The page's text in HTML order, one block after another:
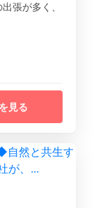
張が多く、
見る